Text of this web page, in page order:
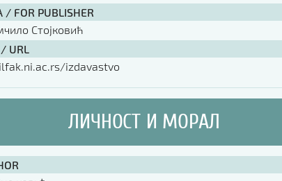
FOR PUBLISHER
Стојковић
URL
izdavastvo
ЛИЧНОСТ И МОРАЛ